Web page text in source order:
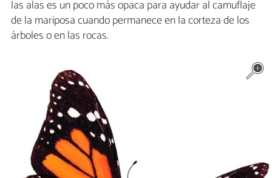
las alas es un poco más opaca para ayudar al camuflaje
de la mariposa cuando permanece en la corteza de los
árboles o en las rocas.